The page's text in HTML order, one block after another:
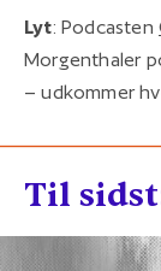
Lyt: Podcasten
Morgenthaler
– udkommer
Til